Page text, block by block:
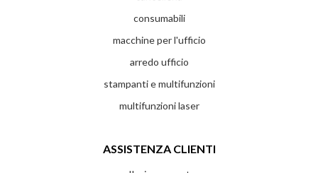
consumabili
macchine per l'ufficio
arredo ufficio
stampanti e multifunzioni
multifunzioni laser
ASSISTENZA CLIENTI